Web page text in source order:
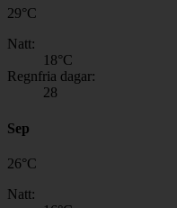
29°C
Natt:
18°C
Regnfria dagar:
28
Sep
26°C
Natt: